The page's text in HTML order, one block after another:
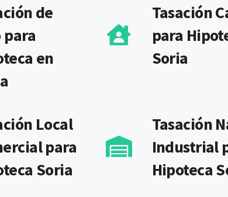
de
para
en
Tasación
para
Soria
Local
para
Soria
Tasación
Industrial
Hipoteca